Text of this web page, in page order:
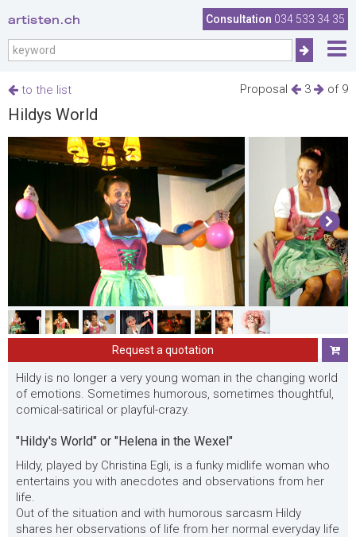
artisten.ch Consultation 034 533 34 35
Proposal 3 of 9
to the list
Hildys World
Request a quotation
Hildy is no longer a very young woman in the changing world
of emotions. Sometimes humorous, sometimes thoughtful,
comical-satirical or playful-crazy.
"Hildy's World" or "Helena in the Wexel"
Hildy, played by Christina Egli, is a funky midlife woman who
entertains you with anecdotes and observations from her
life.
Out of the situation and with humorous sarcasm Hildy
shares her observations of life from her normal everyday life